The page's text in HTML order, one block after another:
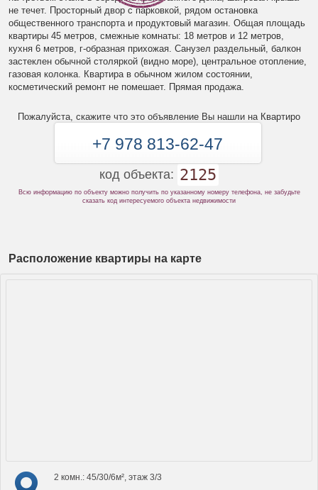
не течет. Просторный двор с парковкой, рядом остановка
общественного транспорта и продуктовый магазин. Общая площадь
квартиры 45 метров, смежные комнаты: 18 метров и 12 метров,
кухня 6 метров, г-образная прихожая. Санузел раздельный, балкон
застеклен обычной столяркой (видно море), центральное отопление,
газовая колонка. Квартира в обычном жилом состоянии,
косметический ремонт не помешает. Прямая продажа.
Пожалуйста, скажите что это объявление Вы нашли на Квартиро
+7 978 813-62-47
код объекта: 2125
Всю информацию по объекту можно получить по указанному номеру телефона, не забудьте
сказать код интересуемого объекта недвижимости
Расположение квартиры на карте
2 комн.: 45/30/6м², этаж 3/3